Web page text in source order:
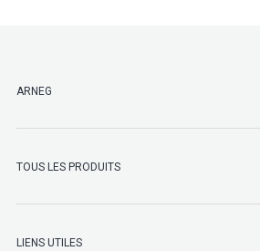
ARNEG
TOUS LES PRODUITS
LIENS UTILES